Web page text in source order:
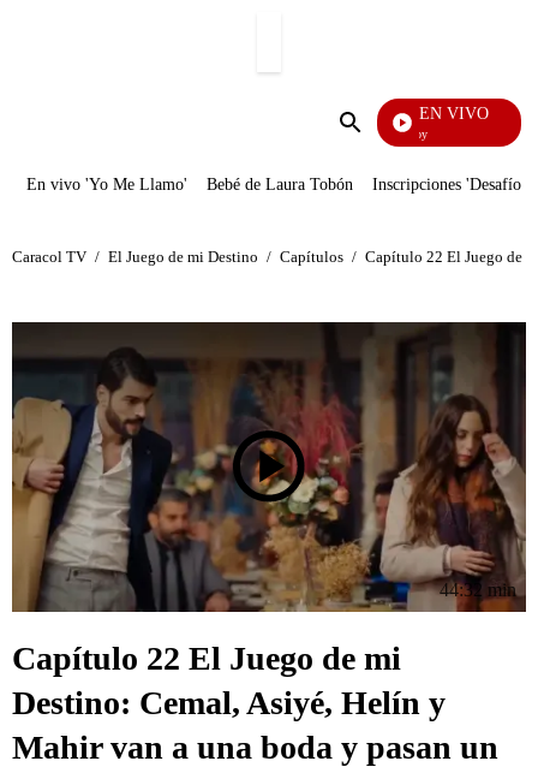
Enviar
EN VIVO
La Finca De Hoy
En vivo 'Yo Me Llamo' Bebé de Laura Tobón Inscripciones 'Desafío'
Caracol TV / El Juego de mi Destino / Capítulos / Capítulo 22 El Juego de
44:32 min
Capítulo 22 El Juego de mi
Destino: Cemal, Asiyé, Helín y
Mahir van a una boda y pasan un